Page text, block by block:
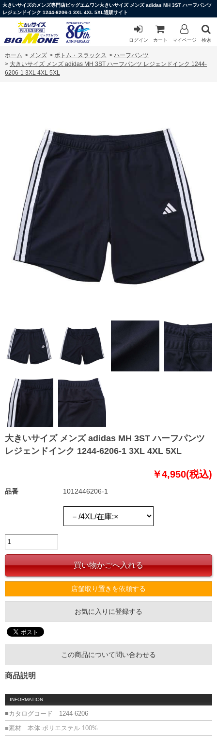
大きいサイズのメンズ専門店ビッグエムワン大きいサイズ メンズ adidas MH 3ST ハーフパンツ
レジェンドインク 1244-6206-1 3XL 4XL 5XL通販サイト
ログイン カート マイページ 検索
ホーム > メンズ > ボトム・スラックス > ハーフパンツ
> 大きいサイズ メンズ adidas MH 3ST ハーフパンツ レジェンドインク 1244-
6206-1 3XL 4XL 5XL
大きいサイズ メンズ adidas MH 3ST ハーフパンツ
レジェンドインク 1244-6206-1 3XL 4XL 5XL
￥4,950(税込)
品番 1012446206-1
店舗取り置きを依頼する
お気に入りに登録する
この商品について問い合わせる
商品説明
INFORMATION
■カタログコード 1244-6206
■素材 本体:ポリエステル 100%